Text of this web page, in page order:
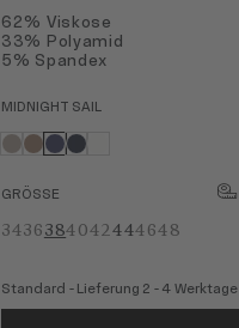
62% Viskose
33% Polyamid
5% Spandex
MIDNIGHT SAIL
GRÖSSE
3436384042444648
Standard - Lieferung 2 - 4 Werktage